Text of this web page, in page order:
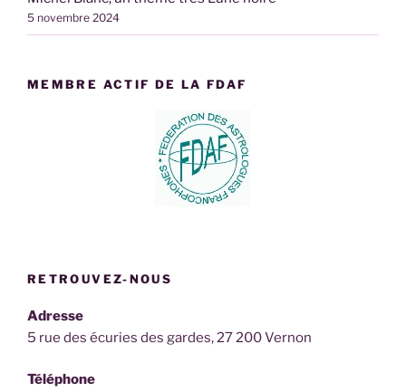
5 novembre 2024
MEMBRE ACTIF DE LA FDAF
RETROUVEZ-NOUS
Adresse
5 rue des écuries des gardes, 27 200 Vernon
Téléphone